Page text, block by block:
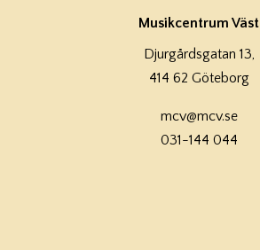
Musikcentrum Väst
Djurgårdsgatan 13,
414 62 Göteborg
mcv@mcv.se
031-144 044